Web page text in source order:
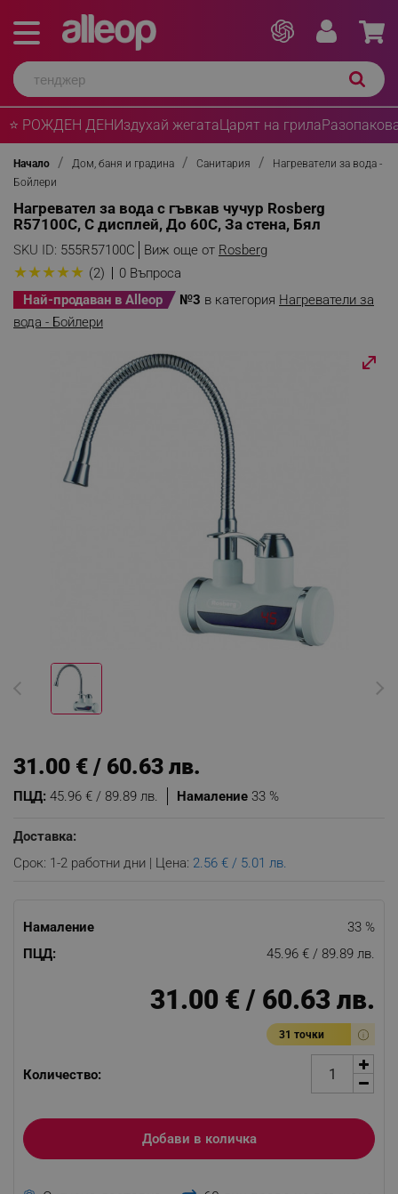
⭐ РОЖДЕН ДЕНИздухай жегатаЦарят на грила
Начало Дом, баня и градина Санитария
Нагреватели за вода -
Бойлери
Нагревател за вода с гъвкав чучур Rosberg
R57100C, С дисплей, До 60C, За стена, Бял
SKU ID: 555R57100C Виж още от Rosberg
★★★★★ (2)
0 Въпроса
Най-продаван в Alleop
№3 в категория Нагреватели за
вода - Бойлери
Намаление 33 %
ПЦД: 45.96 € / 89.89 лв.
31.00 € / 60.63 лв.
Доставка:
Срок: 1-2 работни дни | Цена: 2.56 € / 5.01 лв.
Намаление
33 %
ПЦД:
45.96 € / 89.89 лв.
31.00 € / 60.63 лв.
31 точки
Количество:
Добави в количка